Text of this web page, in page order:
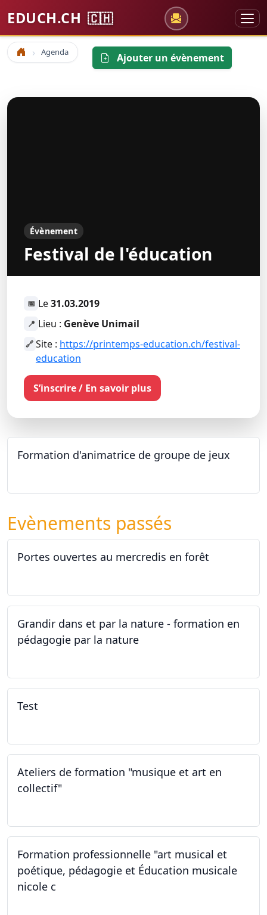
EDUCH.CH 🇨🇭
Accueil Agenda Ajouter un évènement
Évènement
Festival de l'éducation
📅 Le31.03.2019
📍 Lieu : Genève Unimail
🔗 Site : https://printemps-education.ch/festival-
education
S’inscrire / En savoir plus
Formation d'animatrice de groupe de jeux
Evènements passés
Portes ouvertes au mercredis en forêt
Grandir dans et par la nature - formation en
pédagogie par la nature
Test
Ateliers de formation "musique et art en
collectif"
Formation professionnelle "art musical et
poétique, pédagogie et Éducation musicale
nicole c